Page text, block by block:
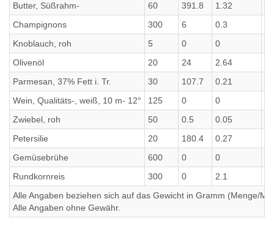
Butter, Süßrahm-
60 391.8 1.32
Champignons
300 6 0.3
Knoblauch, roh
5 0 0
Olivenöl
20 24 2.64
Parmesan, 37% Fett i. Tr.
30 107.7 0.21
Wein, Qualitäts-, weiß, 10 m- 12°
125 0 0
Zwiebel, roh
50 0.5 0.05
Petersilie
20 180.4 0.27
Gemüsebrühe
600 0 0
Rundkornreis
300 0 2.1
Alle Angaben beziehen sich auf das Gewicht in Gramm (Menge/
Alle Angaben ohne Gewähr.